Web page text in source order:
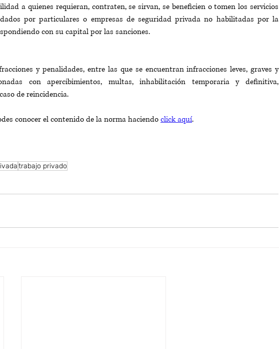
a quienes requieran, contraten, se sirvan, se beneficien o tomen los servicios
por particulares o empresas de seguridad privada no habilitadas por la
con su capital por las sanciones.
y penalidades, entre las que se encuentran infracciones leves, graves y
con apercibimientos, multas, inhabilitación temporaria y definitiva,
de reincidencia.
conocer el contenido de la norma haciendo click aquí.
trabajo privado